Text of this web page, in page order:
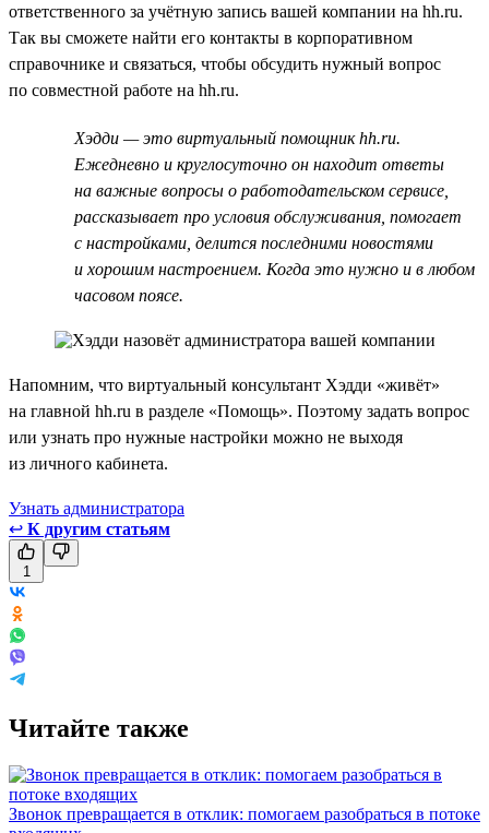
ответственного за учётную запись вашей компании на hh.ru.
Так вы сможете найти его контакты в корпоративном
справочнике и связаться, чтобы обсудить нужный вопрос
по совместной работе на hh.ru.
Хэдди — это виртуальный помощник hh.ru.
Ежедневно и круглосуточно он находит ответы
на важные вопросы о работодательском сервисе,
рассказывает про условия обслуживания, помогает
с настройками, делится последними новостями
и хорошим настроением. Когда это нужно и в любом
часовом поясе.
Напомним, что виртуальный консультант Хэдди «живёт»
на главной hh.ru в разделе «Помощь». Поэтому задать вопрос
или узнать про нужные настройки можно не выходя
из личного кабинета.
Узнать администратора
↩ К другим статьям
1
Читайте также
Звонок превращается в отклик: помогаем разобраться в потоке